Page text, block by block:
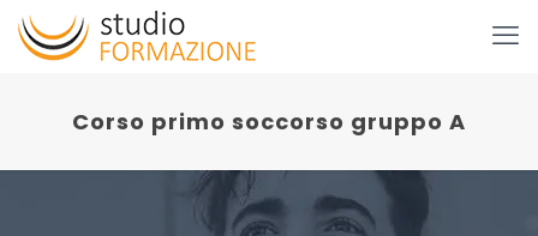
Corso primo soccorso gruppo A